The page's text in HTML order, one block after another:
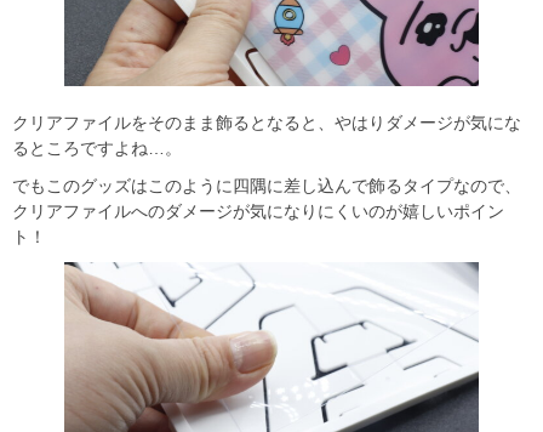
クリアファイルをそのまま飾るとなると、やはりダメージが気にな
るところですよね…。
でもこのグッズはこのように四隅に差し込んで飾るタイプなので、
クリアファイルへのダメージが気になりにくいのが嬉しいポイン
ト！